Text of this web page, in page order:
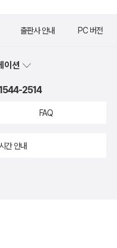
출판사 안내 PC 버전
이션
2514
FAQ
간 안내